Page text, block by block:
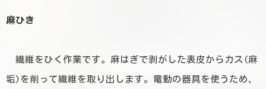
麻ひき
繊維をひく作業です。麻はぎで剥がした表皮からカス(麻
垢)を削って繊維を取り出します。電動の器具を使うため、